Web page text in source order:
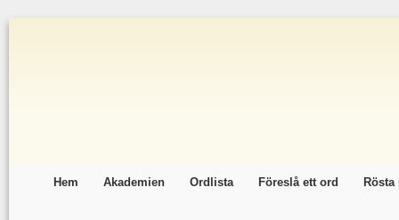
Hem Akademien Ordlista Föreslå ett ord